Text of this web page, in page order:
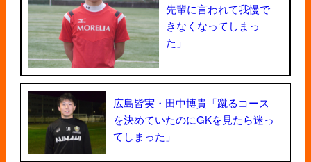
先輩に言われて我慢で
きなくなってしまっ
た」
広島皆実・田中博貴「蹴るコース
を決めていたのにGKを見たら迷っ
てしまった」